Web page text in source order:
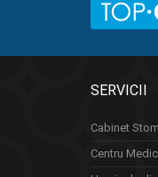
SERVICII
Cabinet
Centru